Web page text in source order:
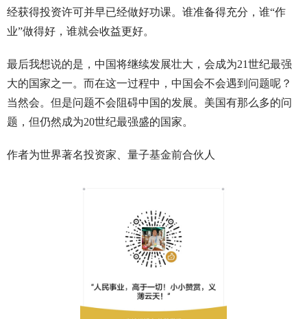
经获得投资许可并早已经做好功课。谁准备得充分，谁“作
业”做得好，谁就会收益更好。
最后我想说的是，中国将继续发展壮大，会成为21世纪最强
大的国家之一。而在这一过程中，中国会不会遇到问题呢？
当然会。但是问题不会阻碍中国的发展。美国有那么多的问
题，但仍然成为20世纪最强盛的国家。
作者为世界著名投资家、量子基金前合伙人